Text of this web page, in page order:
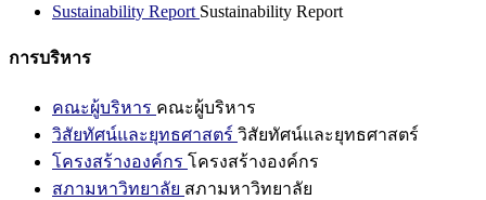
Sustainability Report Sustainability Report
การบริหาร
คณะผู้บริหาร คณะผู้บริหาร
วิสัยทัศน์และยุทธศาสตร์ วิสัยทัศน์และยุทธศาสตร์
โครงสร้างองค์กร โครงสร้างองค์กร
สภามหาวิทยาลัย สภามหาวิทยาลัย